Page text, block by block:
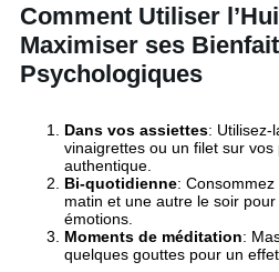
Comment Utiliser
Maximiser ses
Psychologiques
Dans vos assiettes: Utilisez-
vinaigrettes ou un filet sur
authentique.
Bi-quotidienne:
matin et une autre le soir
émotions.
Moments de méditation:
quelques gouttes pour un